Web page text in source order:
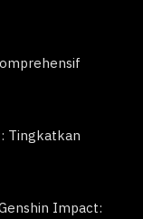
Tingkatkan
Impact: